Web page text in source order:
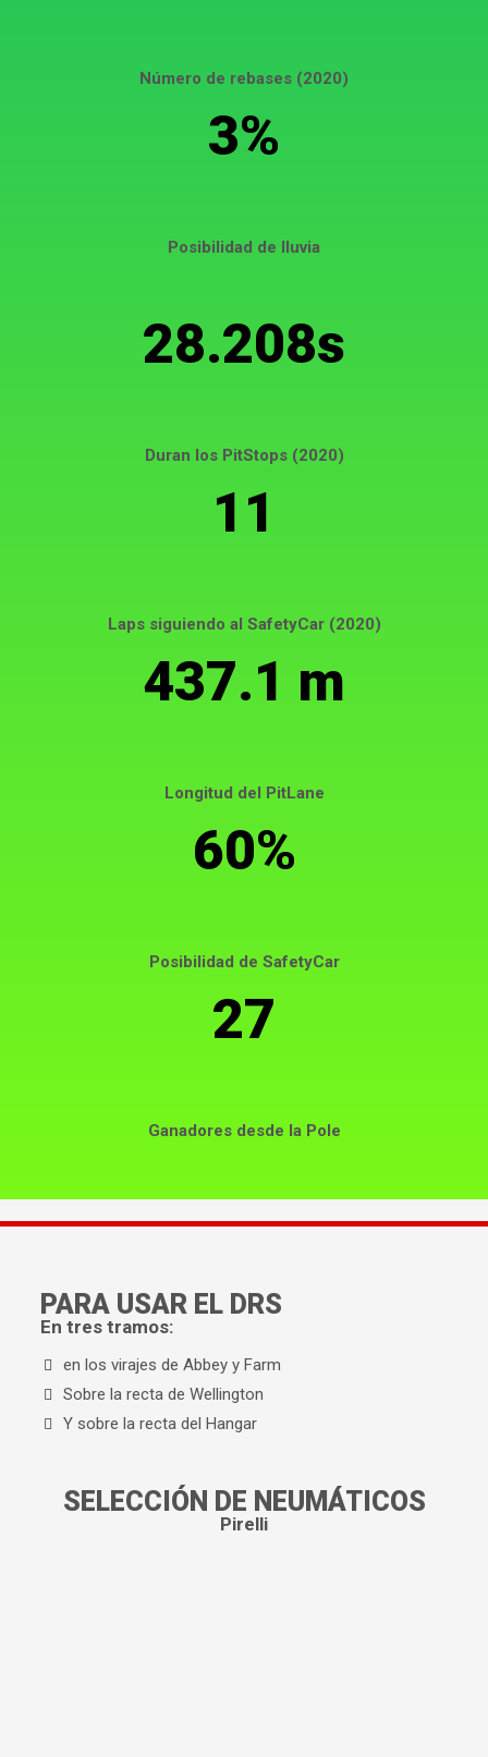
Número de rebases (2020)
3%
Posibilidad de lluvia
28.208s
Duran los PitStops (2020)
11
Laps siguiendo al SafetyCar (2020)
437.1 m
Longitud del PitLane
60%
Posibilidad de SafetyCar
27
Ganadores desde la Pole
PARA USAR EL DRS
En tres tramos:
en los virajes de Abbey y Farm
Sobre la recta de Wellington
Y sobre la recta del Hangar
SELECCIÓN DE NEUMÁTICOS
Pirelli